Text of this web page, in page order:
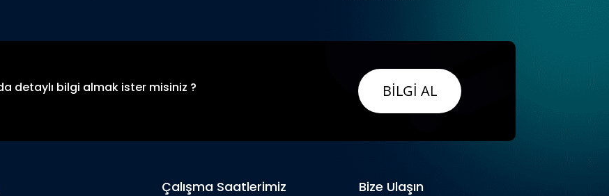
detaylı bilgi almak ister misiniz ? BİLGİ AL
Çalışma Saatlerimiz Bize Ulaşın